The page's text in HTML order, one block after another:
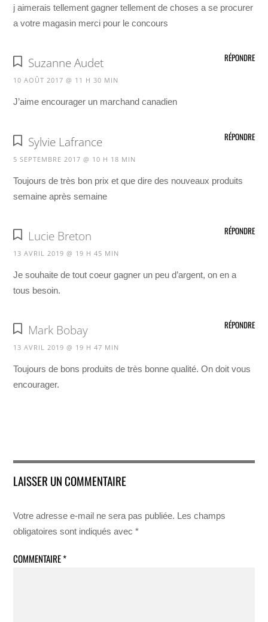
j aimerais tellement gagner tellement de choses a se procurer
a votre magasin merci pour le concours
Suzanne Audet
10 AOÛT 2017 @ 11 H 30 MIN
J’aime encourager un marchand canadien
RÉPONDRE
Sylvie Lafrance
5 SEPTEMBRE 2017 @ 10 H 18 MIN
Toujours de très bon prix et que dire des nouveaux produits
semaine après semaine
RÉPONDRE
Lucie Breton
13 AVRIL 2019 @ 19 H 45 MIN
Je souhaite de tout coeur gagner un peu d’argent, on en a
tous besoin.
RÉPONDRE
Mark Bobay
13 AVRIL 2019 @ 19 H 47 MIN
Toujours de bons produits de très bonne qualité. On doit vous
encourager.
RÉPONDRE
LAISSER UN COMMENTAIRE
Votre adresse e-mail ne sera pas publiée. Les champs
obligatoires sont indiqués avec*
COMMENTAIRE*